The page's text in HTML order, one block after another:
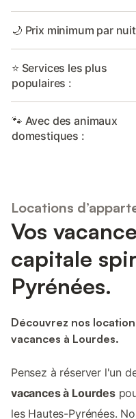
🌙 Prix minimum par
⭐ Services les plus
populaires :
🐾 Avec des animaux
domestiques :
Locations
Vos
capitale
Pyrénées.
Découvrez nos
vacances à Lourdes.
Pensez à réserver l'un
vacances à Lourdes
les Hautes-Pyrénées.